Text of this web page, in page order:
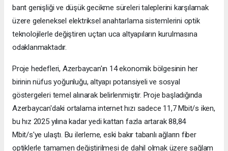
bant genişliği ve düşük gecikme süreleri taleplerini karşılamak
üzere geleneksel elektriksel anahtarlama sistemlerini optik
teknolojilerle değiştiren uçtan uca altyapıların kurulmasına
odaklanmaktadır.
Proje hedefleri, Azerbaycan'ın 14 ekonomik bölgesinin her
birinin nüfus yoğunluğu, altyapı potansiyeli ve sosyal
göstergeleri temel alınarak belirlenmiştir. Proje başladığında
Azerbaycan'daki ortalama internet hızı sadece 11,7 Mbit/s iken,
bu hız 2025 yılına kadar yedi kattan fazla artarak 88,84
Mbit/s'ye ulaştı. Bu ilerleme, eski bakır tabanlı ağların fiber
optiklerle tamamen değiştirilmesi de dahil olmak üzere sağlam